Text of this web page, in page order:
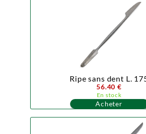
Ripe sans dent L.
56.40 €
En stock
Acheter